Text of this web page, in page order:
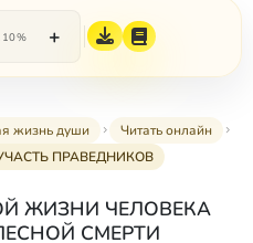
+
жизнь души
Читать онлайн
ПРАВЕДНИКОВ
ЖИЗНИ ЧЕЛОВЕКА
СМЕРТИ